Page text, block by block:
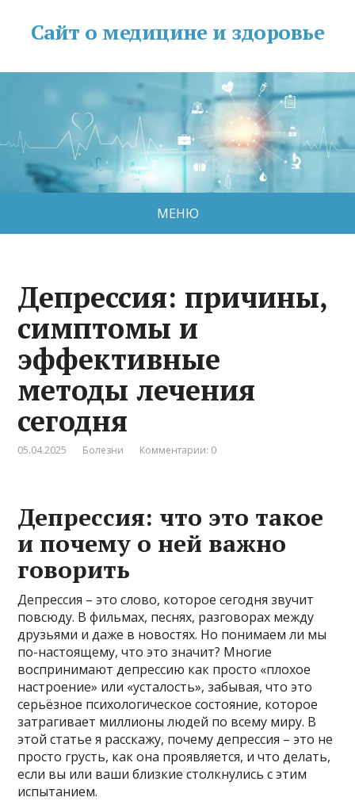
Сайт о медицине и здоровье
МЕНЮ
Депрессия: причины,
симптомы и
эффективные
методы лечения
сегодня
05.04.2025 Болезни Комментарии: 0
Депрессия: что это такое
и почему о ней важно
говорить
Депрессия – это слово, которое сегодня звучит
повсюду. В фильмах, песнях, разговорах между
друзьями и даже в новостях. Но понимаем ли мы
по-настоящему, что это значит? Многие
воспринимают депрессию как просто «плохое
настроение» или «усталость», забывая, что это
серьёзное психологическое состояние, которое
затрагивает миллионы людей по всему миру. В
этой статье я расскажу, почему депрессия – это не
просто грусть, как она проявляется, и что делать,
если вы или ваши близкие столкнулись с этим
испытанием.